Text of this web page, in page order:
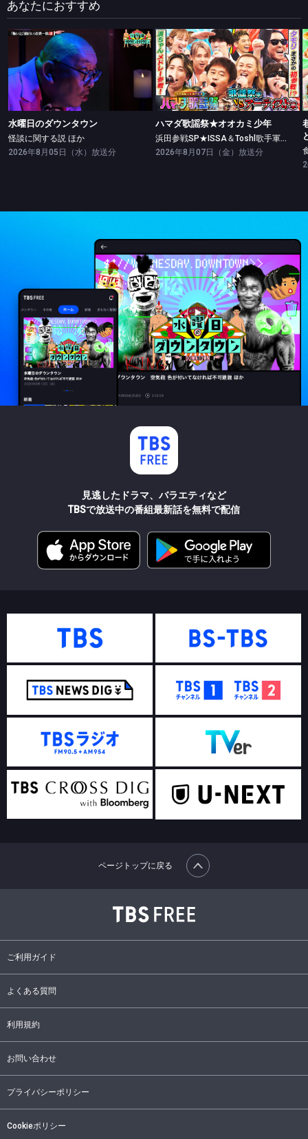
あなたにおすすめ
水曜日のダウンタウン
怪談に関する説 ほか
水曜日のダウンタウン
怪談に関する説 ほか
2026年8月05日（水）放送分
ハマダ歌謡祭★オオカミ少年
浜田参戦SP★ISSA＆Toshl歌手軍vs樹ジェシー歌謡祭軍
ハマダ歌謡祭★オオカミ少年
浜田参戦SP★ISSA＆Toshl歌手軍vs樹ジェシー歌謡祭軍
2026年8月07日（金）放送分
見逃したドラマ、バラエティなど
TBSで放送中の番組最新話を無料で配信
ご利用ガイド
よくある質問
利用規約
お問い合わせ
プライバシーポリシー
Cookieポリシー
ページトップに戻る